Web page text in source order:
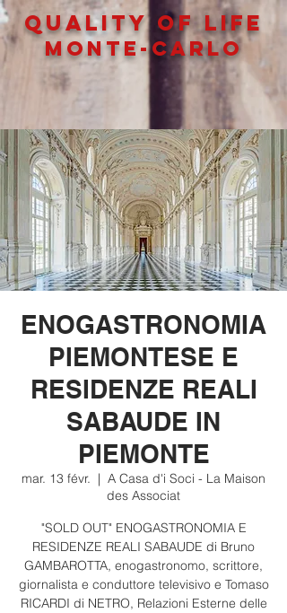
QUALITY OF LIFe
MONTE-CARLO
ENOGASTRONOMIA
PIEMONTESE E
RESIDENZE REALI
SABAUDE IN
PIEMONTE
mar. 13 févr.
  |
A Casa d'i Soci - La Maison
des Associat
"SOLD OUT" ENOGASTRONOMIA E
RESIDENZE REALI SABAUDE di Bruno
GAMBAROTTA, enogastronomo, scrittore,
giornalista e conduttore televisivo e Tomaso
RICARDI di NETRO, Relazioni Esterne delle